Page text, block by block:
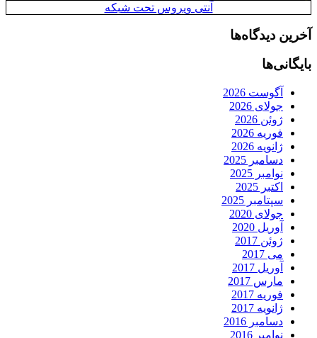
آنتی ویروس تحت شبکه
آخرین دیدگاه‌ها
بایگانی‌ها
آگوست 2026
جولای 2026
ژوئن 2026
فوریه 2026
ژانویه 2026
دسامبر 2025
نوامبر 2025
اکتبر 2025
سپتامبر 2025
جولای 2020
آوریل 2020
ژوئن 2017
می 2017
آوریل 2017
مارس 2017
فوریه 2017
ژانویه 2017
دسامبر 2016
نوامبر 2016